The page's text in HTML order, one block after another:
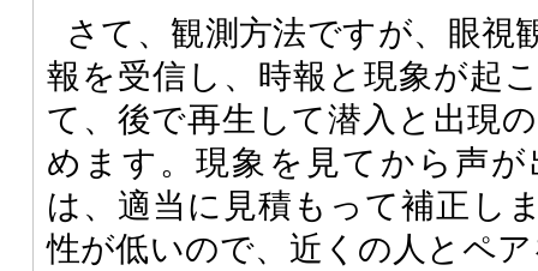
さて、観測方法ですが、眼視
報を受信し、時報と現象が起
て、後で再生して潜入と出現
めます。現象を見てから声
は、適当に見積もって補正し
性が低いので、近くの人とペ